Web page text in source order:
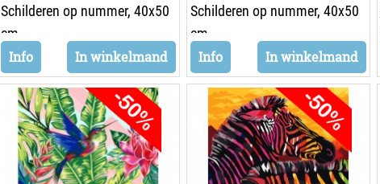
Schilderen op nummer, 40x50
cm
Info
In winkelmand
Schilderen op nummer, 40x50
cm
Info
In winkelmand